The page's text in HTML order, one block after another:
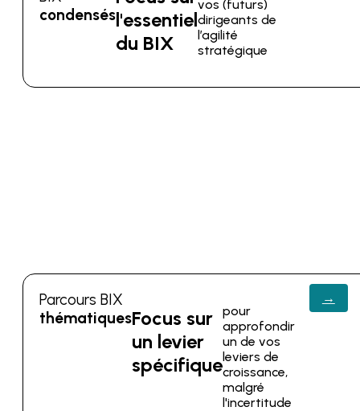
condensésl'essentiel
du BIX
vos (futurs)
dirigeants de
l’agilité
stratégique
Parcours BIX
thématiquesFocus sur
un levier
spécifique
pour
approfondir
un de vos
leviers de
croissance,
malgré
l'incertitude
→